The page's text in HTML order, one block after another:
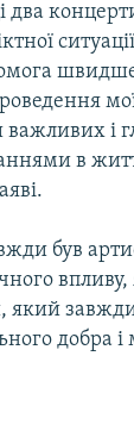
два
і
в
був
який
добра і